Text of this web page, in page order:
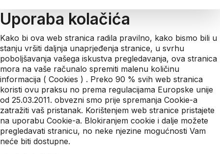
Uporaba kolačića
Kako bi ova web stranica radila pravilno, kako bismo bili u
stanju vršiti daljnja unaprjeđenja stranice, u svrhu
poboljšavanja vašega iskustva pregledavanja, ova stranica
mora na vaše računalo spremiti malenu količinu
informacija ( Cookies ) . Preko 90 % svih web stranica
koristi ovu praksu no prema regulacijama Europske unije
od 25.03.2011. obvezni smo prije spremanja Cookie-a
zatražiti vaš pristanak. Korištenjem web stranice pristajete
na uporabu Cookie-a. Blokiranjem cookie i dalje možete
pregledavati stranicu, no neke njezine mogućnosti Vam
neće biti dostupne.